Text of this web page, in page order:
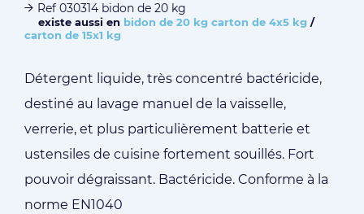
Ref 030314 bidon de 20 kg
existe aussi en bidon de 20 kg carton de 4x5 kg /
carton de 15x1 kg
Détergent liquide, très concentré bactéricide,
destiné au lavage manuel de la vaisselle,
verrerie, et plus particulièrement batterie et
ustensiles de cuisine fortement souillés. Fort
pouvoir dégraissant. Bactéricide. Conforme à la
norme EN1040